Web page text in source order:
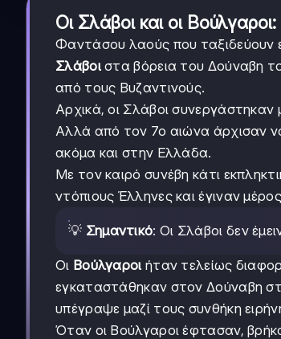
Οι Σλάβοι και οι
Φαντάσου λαούς που ταξιδεύουν
Σλάβοιστα βόρεια του Δούναβη
από τους Βυζαντινούς.
Αρχικά, οι Σλάβοι συνεργάστηκαν
Αλλά από τον 7ο αιώνα άρχισαν
ακόμα και στην Ελλάδα.
Με τον καιρό συνέβη κάτι
ντόπιους Έλληνες και έγιναν
💡 Σημαντικό: Οι Σλάβοι δεν
Οι Βούλγαροι ήταν τελείως
εγκαταστάθηκαν στον Δούναβη
υπέγραψε μαζί τους συνθήκη
Όταν οι Βούλγαροι έφτασαν,